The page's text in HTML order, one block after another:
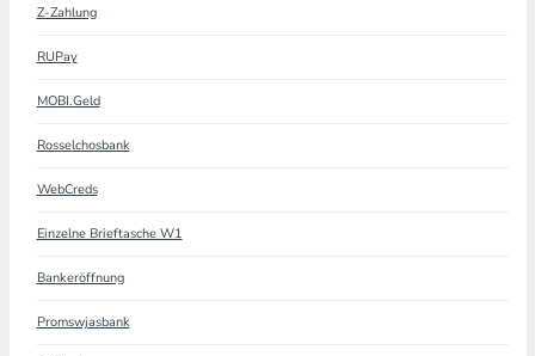
Z-Zahlung
RUPay
MOBI.Geld
Rosselchosbank
WebCreds
Einzelne Brieftasche W1
Bankeröffnung
Promswjasbank